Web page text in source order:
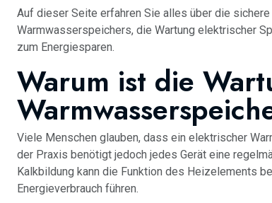
Auf dieser Seite erfahren Sie alles über die
Warmwasserspeichers, die Wartung elektrischer
zum Energiesparen.
Warum ist die
Viele Menschen glauben, dass ein elektrischer
der Praxis benötigt jedoch jedes Gerät eine
Kalkbildung kann die Funktion des Heizelements
Energieverbrauch führen.